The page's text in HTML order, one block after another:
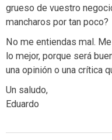
grueso de vuestro
mancharos por tan poco?
No me entiendas mal.
lo mejor, porque será
una opinión o una crítica
Un saludo,
Eduardo